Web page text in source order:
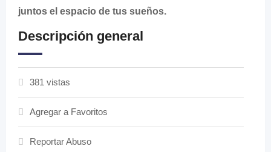
juntos el espacio de tus sueños.
Descripción general
381 vistas
Agregar a Favoritos
Reportar Abuso